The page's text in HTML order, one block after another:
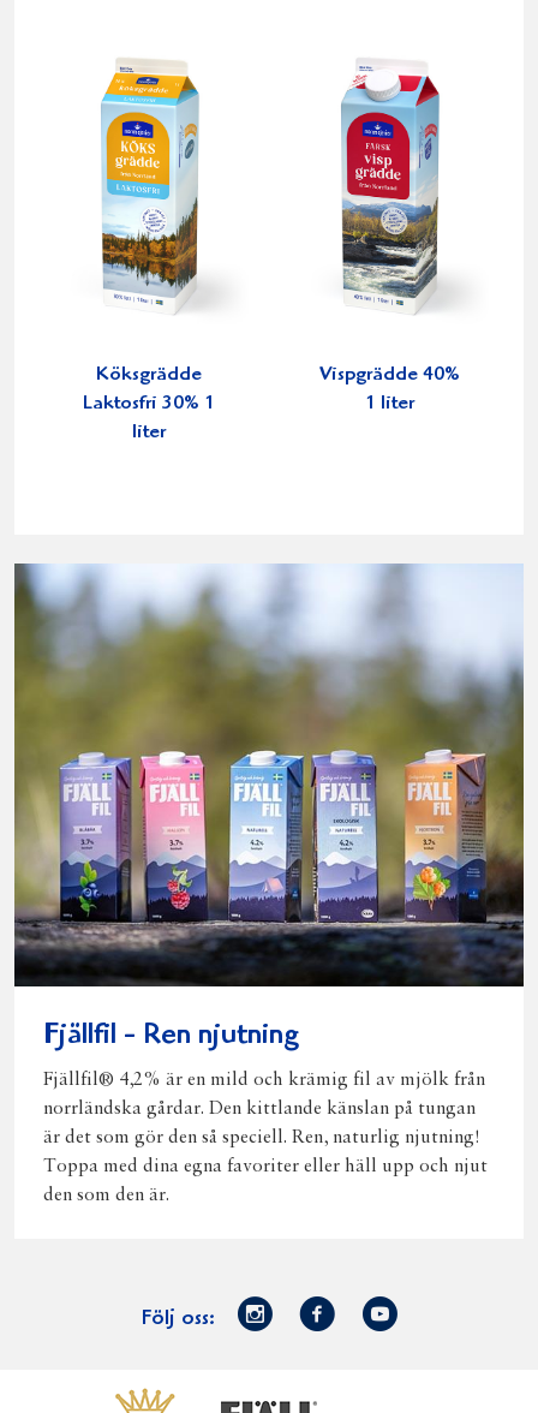
Köksgrädde
Laktosfri 30% 1
liter
Vispgrädde 40%
1 liter
Fjällfil - Ren njutning
Fjällfil® 4,2% är en mild och krämig fil av mjölk från
norrländska gårdar. Den kittlande känslan på tungan
är det som gör den så speciell. Ren, naturlig njutning!
Toppa med dina egna favoriter eller häll upp och njut
den som den är.
Följ oss:
Norrmejerier
Facebook
Youtube
VästerbottensostFjällfil